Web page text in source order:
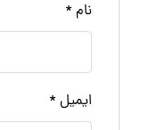
نام *
ایمیل *